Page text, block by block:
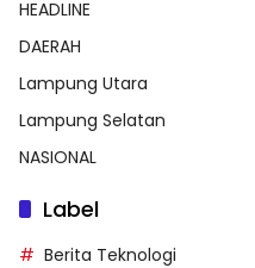
HEADLINE
DAERAH
Lampung Utara
Lampung Selatan
NASIONAL
Label
Berita Teknologi